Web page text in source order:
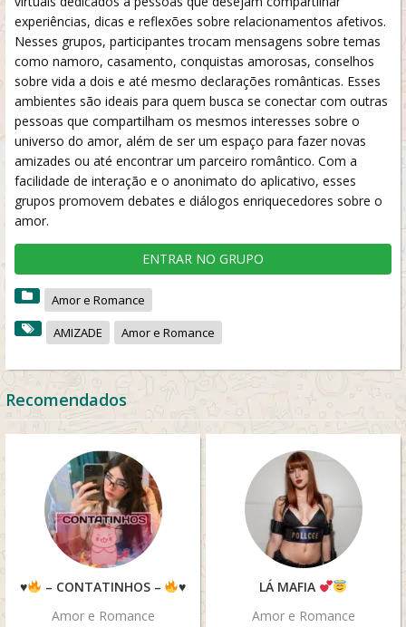
experiências, dicas e reflexões sobre relacionamentos afetivos.
Nesses grupos, participantes trocam mensagens sobre temas
como namoro, casamento, conquistas amorosas, conselhos
sobre vida a dois e até mesmo declarações românticas. Esses
ambientes são ideais para quem busca se conectar com outras
pessoas que compartilham os mesmos interesses sobre o
universo do amor, além de ser um espaço para fazer novas
amizades ou até encontrar um parceiro romântico. Com a
facilidade de interação e o anonimato do aplicativo, esses
grupos promovem debates e diálogos enriquecedores sobre o
amor.
ENTRAR NO GRUPO
Amor e Romance
AMIZADE
Amor e Romance
Recomendados
♥️ – CONTATINHOS –
♥️
Amor e Romance
LÁ MAFIA
Amor e Romance